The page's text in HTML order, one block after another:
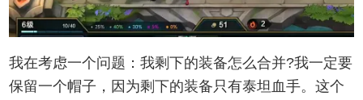
我在考虑一个问题：我剩下的装备怎么合并?我一定要
保留一个帽子，因为剩下的装备只有泰坦血手。这个